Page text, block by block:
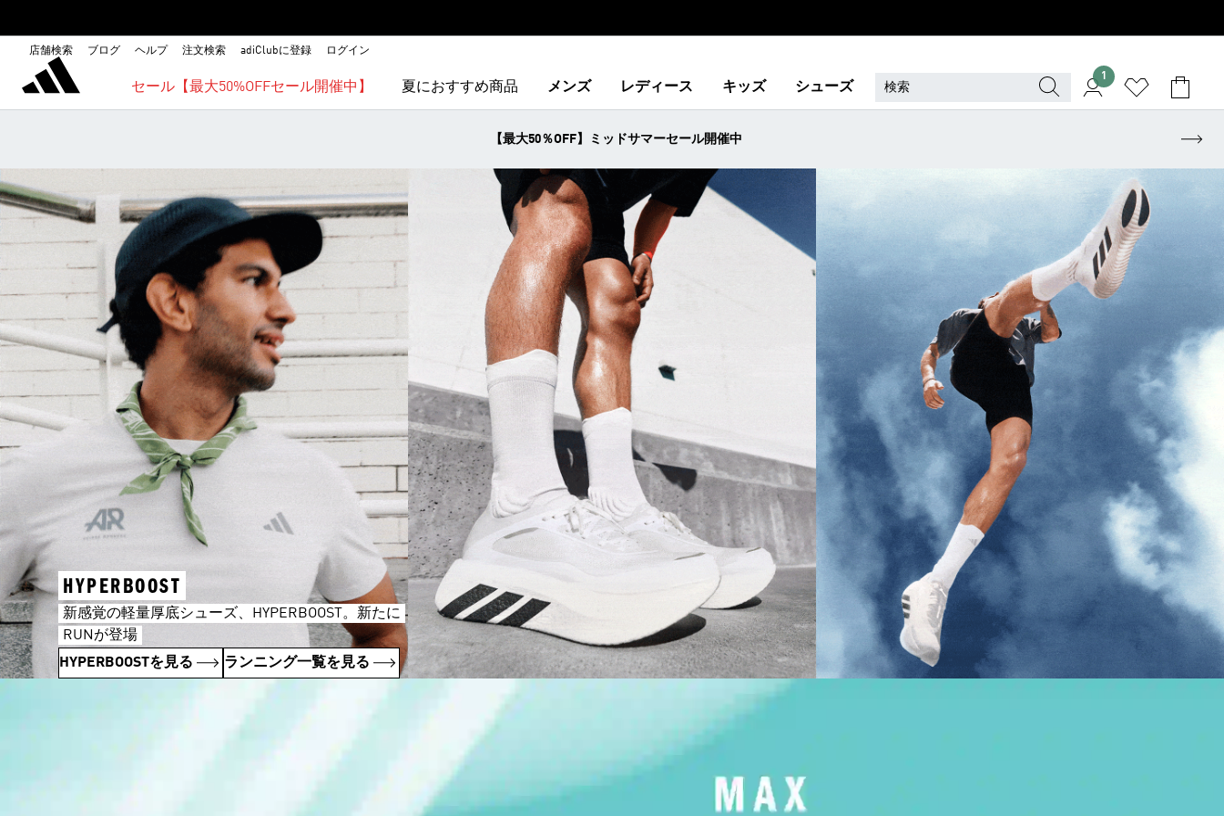
店舗検索 ブログ ヘルプ 注文検索 adiClubに登録 ログイン
セール【最大50%OFFセール開催中】 夏におすすめ商品 メンズ レディース キッズ シューズ
1
【最大50％OFF】ミッドサマーセール開催中
HYPERBOOST
新感覚の軽量厚底シューズ、HYPERBOOST。新たに
RUNが登場
HYPERBOOSTを見る
ランニング一覧を見る